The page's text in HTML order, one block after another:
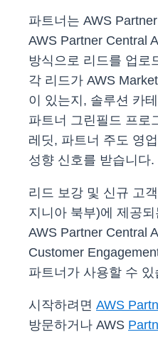
파트너는 AWS
AWS Partner Central
방식으로 리드를 업로
각 리드가 AWS
이 있는지, 솔루션 카
파트너 그린필드 프로
레딧, 파트너 주도 영
성향 신호를 받습니다.
리드 보강 및 신규 고
지니아 북부)에 제공
AWS Partner Central
Customer
파트너가 사용할 수 있
시작하려면 AWS
방문하거나 AWS